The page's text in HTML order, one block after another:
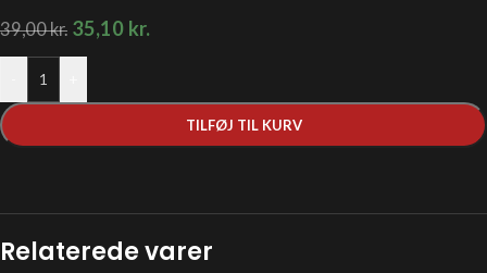
39,00kr. 35,10 kr.
TILFØJ TIL KURV
Relaterede varer